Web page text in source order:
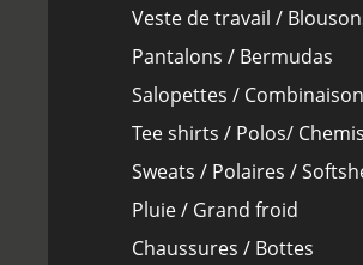
Veste de travail /
Pantalons / Bermudas
Salopettes /
Tee shirts / Polos/
Sweats / Polaires /
Pluie / Grand froid
Chaussures / Bottes